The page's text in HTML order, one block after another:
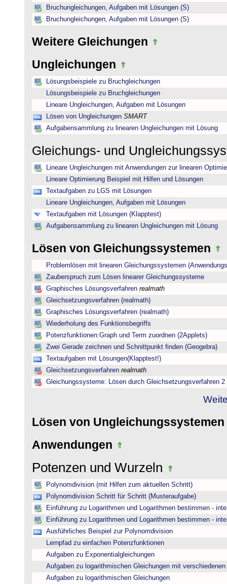
Bruchungleichungen, Aufgaben mit Lösungen (S)
Bruchungleichungen, Aufgaben mit Lösungen (S)
Weitere Gleichungen
Ungleichungen
Lösungsbeispiele zu Bruchgleichungen
Lösungsbeispiele zu Bruchgleichungen
Lineare Ungleichungen, Aufgaben mit Lösungen
Lösen von Ungleichungen SMART
Aufgabensammlung zu linearen Ungleichungen mit Lösung
Gleichungs- und
Lineare Ungleichungen mit Anwendungen zur linearen
Lineare Optimierung Beispiel mit Hilfen und Lösungen
Textaufgaben zu LGS mit Lösungen
Lineare Ungleichungen, Aufgaben mit Lösungen
Textaufgaben mit Lösungen (Klapptest)
Aufgabensammlung zu linearen Ungleichungen mit Lösung
Lösen von Gleichungssystemen
Problemlösen mit linearen Gleichungssystemen
Zauberspruch zum Lösen linearer Gleichungssysteme
Graphisches Lösungsverfahren realmath
Gleichsetzungsverfahren (realmath)
Graphisches Lösungsverfahren (realmath)
Wiederholung des Funktionsbegriffs
Potenzfunktionen:Graph und Term zuordnen (2Applets)
Zwei Gerade zeichnen und Schnittpunkt finden (Geogebra)
Textaufgaben mit Lösungen(Klapptest!)
Gleichsetzungsverfahren realmath
Gleichungssysteme: Lösen durch Gleichsetzungsverfahren 2
Lösen von Ungleichungssystemen
Anwendungen
Potenzen und Wurzeln
Polynomdivision (mit Hilfen zum aktuellen Schritt)
Polynomdivision Schritt für Schritt (Musteraufgabe)
Einführung zu Logarithmen und Logarithmen bestimmen -
Einführung zu Logarithmen und Logarithmen bestimmen -
Ausführliches Beispiel zur Polynomdivision
Lernpfad zu einfachen Potenzfunktionen
Aufgaben zu Exponentialgleichungen
Aufgaben zu logarithmischen Gleichungen mit verschiedenen
Aufgaben zu logarithmischen Gleichungen